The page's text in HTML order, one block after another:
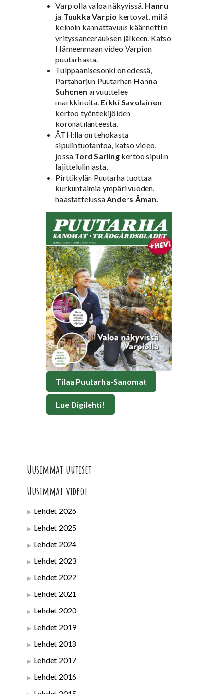
Varpiolla valoa näkyvissä. Hannu
ja Tuukka Varpio kertovat, millä
keinoin kannattavuus käännettiin
yrityssaneerauksen jälkeen. Katso
Hämeenmaan video Varpion
puutarhasta.
Tulppaanisesonki on edessä,
Partaharjun Puutarhan Hanna
Suhonen arvuuttelee
markkinoita. Erkki Savolainen
kertoo työntekijöiden
koronatilanteesta.
ÅTH:lla on tehokasta
sipulintuotantoa, katso video,
jossa Tord Sarlingkertoo sipulin
lajittelulinjasta.
Pirttikylän Puutarha tuottaa
kurkuntaimia ympäri vuoden,
haastattelussaAnders Åman.
Tilaa Puutarha-Sanomat
Lue Digilehti!
Uusimmat uutiset
Uusimmat videot
Lehdet 2026
Lehdet 2025
Lehdet 2024
Lehdet 2023
Lehdet 2022
Lehdet 2021
Lehdet 2020
Lehdet 2019
Lehdet 2018
Lehdet 2017
Lehdet 2016